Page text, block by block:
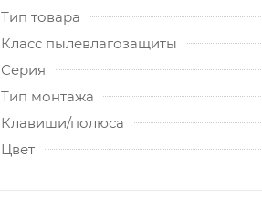
Тип товара
Класс пылевлагозащиты
Серия
Тип монтажа
Клавиши/полюса
Цвет